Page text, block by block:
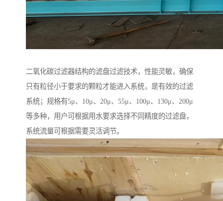
二氧化碳过滤器结构的滤盘过滤技术，性能灵敏，确保
只有粒径小于要求的颗粒才能进入系统，是有效的过滤
系统；规格有5μ、10μ、20μ、55μ、100μ、130μ、200μ
等多种，用户可根据用水要求选择不同精度的过滤盘，
系统流量可根据需要灵活调节。